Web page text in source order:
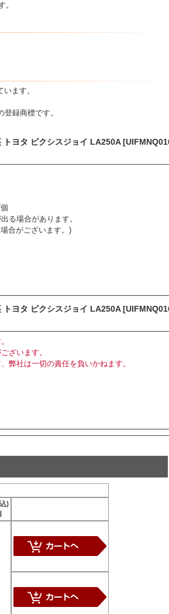
ます。
録商標です。
ヨタ ピクシスジョイ LA250A
る場合があります。
合がございます。)
ヨタ ピクシスジョイ LA250A
ざいます。
弊社は一切の責任を負いかねます。
)